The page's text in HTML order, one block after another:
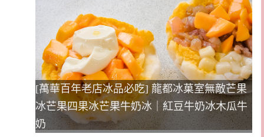
[萬華百年老店冰品必吃] 龍都冰菓室無敵芒果
冰芒果四果冰芒果牛奶冰｜紅豆牛奶冰木瓜牛
奶